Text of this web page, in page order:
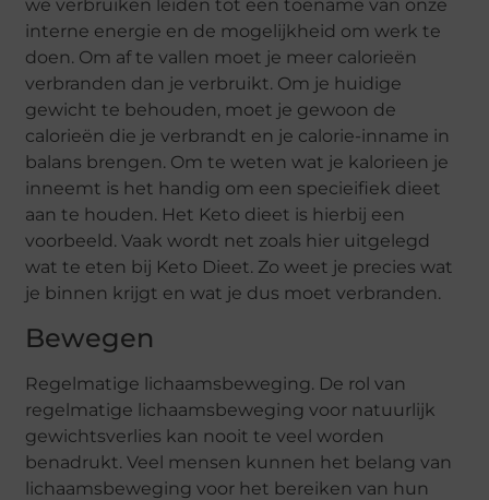
we verbruiken leiden tot een toename van onze
interne energie en de mogelijkheid om werk te
doen. Om af te vallen moet je meer calorieën
verbranden dan je verbruikt. Om je huidige
gewicht te behouden, moet je gewoon de
calorieën die je verbrandt en je calorie-inname in
balans brengen. Om te weten wat je kalorieen je
inneemt is het handig om een specieifiek dieet
aan te houden. Het Keto dieet is hierbij een
voorbeeld. Vaak wordt net zoals hier uitgelegd
wat te eten bij Keto Dieet. Zo weet je precies wat
je binnen krijgt en wat je dus moet verbranden.
Bewegen
Regelmatige lichaamsbeweging. De rol van
regelmatige lichaamsbeweging voor natuurlijk
gewichtsverlies kan nooit te veel worden
benadrukt. Veel mensen kunnen het belang van
lichaamsbeweging voor het bereiken van hun